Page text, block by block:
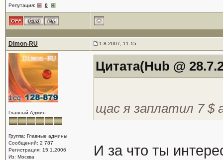
Репутация: 0
Dimon-RU 1.8.2007, 11:15
Главный Админ
Группа: Главные админы
Сообщений: 2 787
Регистрация: 15.1.2006
Из: Москва
Цитата(Hub @
щас я заплатил 7 $
И за что ты